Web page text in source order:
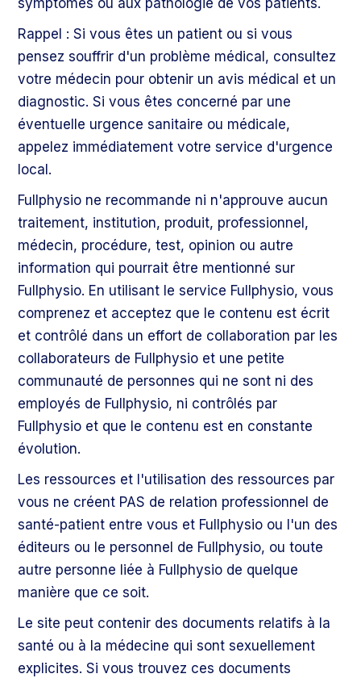
symptômes ou aux pathologie de vos patients.
Rappel : Si vous êtes un patient ou si vous
pensez souffrir d'un problème médical, consultez
votre médecin pour obtenir un avis médical et un
diagnostic. Si vous êtes concerné par une
éventuelle urgence sanitaire ou médicale,
appelez immédiatement votre service d'urgence
local.
Fullphysio ne recommande ni n'approuve aucun
traitement, institution, produit, professionnel,
médecin, procédure, test, opinion ou autre
information qui pourrait être mentionné sur
Fullphysio. En utilisant le service Fullphysio, vous
comprenez et acceptez que le contenu est écrit
et contrôlé dans un effort de collaboration par les
collaborateurs de Fullphysio et une petite
communauté de personnes qui ne sont ni des
employés de Fullphysio, ni contrôlés par
Fullphysio et que le contenu est en constante
évolution.
Les ressources et l'utilisation des ressources par
vous ne créent PAS de relation professionnel de
santé-patient entre vous et Fullphysio ou l'un des
éditeurs ou le personnel de Fullphysio, ou toute
autre personne liée à Fullphysio de quelque
manière que ce soit.
Le site peut contenir des documents relatifs à la
santé ou à la médecine qui sont sexuellement
explicites. Si vous trouvez ces documents